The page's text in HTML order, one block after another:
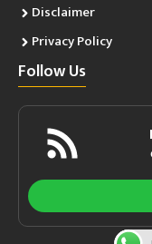
Disclaimer
Privacy Policy
Follow Us